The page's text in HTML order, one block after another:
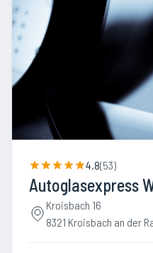
4.8(53)
Autoglasexpress
Kroisbach 16
8321 Kroisbach an der